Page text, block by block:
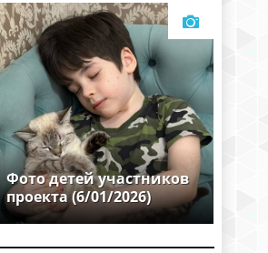
Фото детей участников
проекта (6/01/2026)